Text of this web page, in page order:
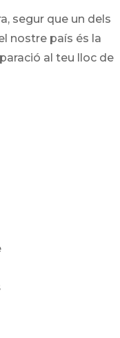
segur que un dels
nostre país és la
al teu lloc de